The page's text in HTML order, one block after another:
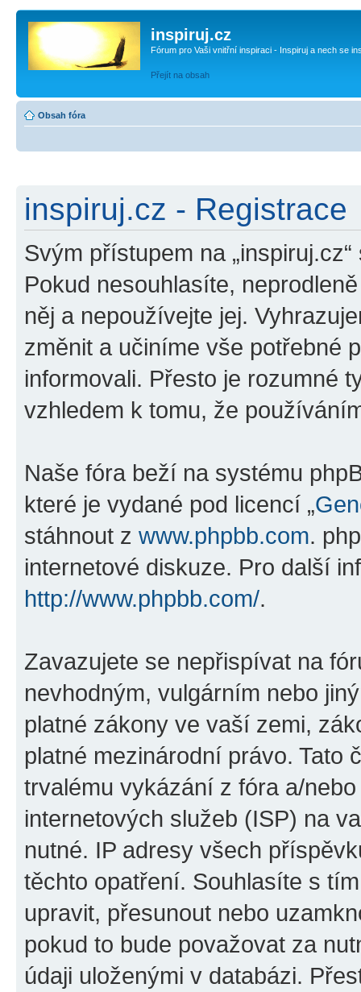
inspiruj.cz
Fórum pro Vaši vnitřní inspiraci - Inspiruj a nech se
Přejít na obsah
Obsah fóra
inspiruj.cz - Registrace
Svým přístupem na
Pokud nesouhlasíte,
něj a nepoužívejte jej.
změnit a učiníme vše potřebné
informovali. Přesto je rozumné
vzhledem k tomu, že
Naše fóra beží na systému
které je vydané pod licencí „
stáhnout z www.phpbb.com.
internetové diskuze. Pro další
http://www.phpbb.com/.
Zavazujete se nepřispívat na
nevhodným, vulgárním nebo
platné zákony ve vaší zemi,
platné mezinárodní právo. Tato
trvalému vykázání z fóra a/
internetových služeb (ISP) na
nutné. IP adresy všech
těchto opatření. Souhlasíte s
upravit, přesunout nebo
pokud to bude považovat za
údaji uloženými v databázi.